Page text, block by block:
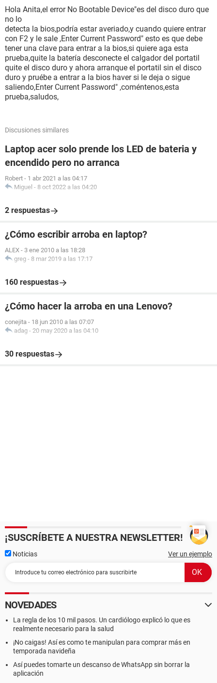
Hola Anita,el error No Bootable Device"es del disco duro que
no lo
detecta la bios,podría estar averiado,y cuando quiere entrar
con F2 y le sale ,Enter Current Password" esto es que debe
tener una clave para entrar a la bios,si quiere aga esta
prueba,quite la batería desconecte el calgador del portatil
quite el disco duro y ahora arranque el portatil sin el disco
duro y pruébe a entrar a la bios haver si le deja o sigue
saliendo,Enter Current Password" ,coméntenos,esta
prueba,saludos,
Discusiones similares
Laptop acer solo prende los LED de bateria y
encendido pero no arranca
Robert - 1 abr 2021 a las 04:17
Miguel - 8 oct 2022 a las 04:20
2 respuestas
¿Cómo escribir arroba en laptop?
ALEX - 3 ene 2010 a las 18:28
greg - 8 mar 2019 a las 17:17
160 respuestas
¿Cómo hacer la arroba en una Lenovo?
conejita - 18 jun 2010 a las 07:07
adag - 20 may 2020 a las 04:10
30 respuestas
¡SUSCRÍBETE A NUESTRA NEWSLETTER!
Noticias Ver un ejemplo
NOVEDADES
La regla de los 10 mil pasos. Un cardiólogo explicó lo que es
realmente necesario para la salud
¡No caigas! Así es como te manipulan para comprar más en
temporada navideña
Así puedes tomarte un descanso de WhatsApp sin borrar la
aplicación